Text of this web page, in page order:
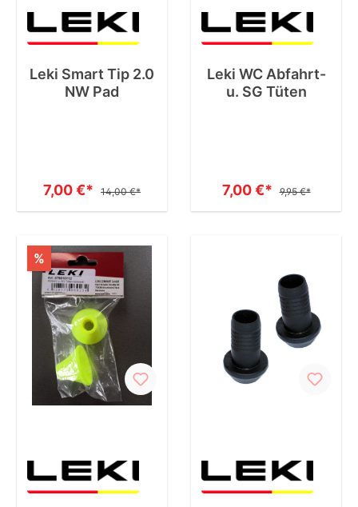
Leki Smart Tip 2.0
NW Pad
7,00 €* 14,00 €*
Leki WC Abfahrt-
u. SG Tüten
7,00 €* 9,95 €*
%